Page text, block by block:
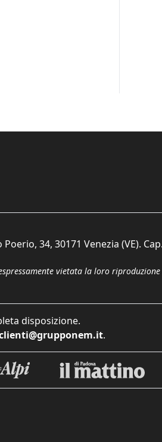
34, 30171 Venezia (VE).
vietata la loro
disposizione.
.